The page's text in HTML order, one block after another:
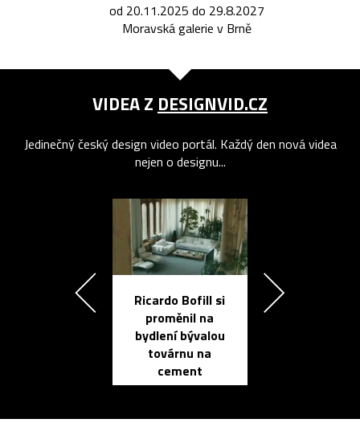
od 20.11.2025 do 29.8.2027
Moravská galerie v Brně
VIDEA Z DESIGNVID.CZ
Jedinečný český design video portál. Každý den nová videa
nejen o designu...
Ricardo Bofill si
proměnil na
bydlení bývalou
továrnu na
cement